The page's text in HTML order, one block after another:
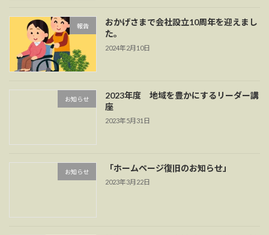
報告
おかげさまで会社設立10周年を迎えまし
た。
2024年2月10日
お知らせ
2023年度 地域を豊かにするリーダー講
座
2023年5月31日
お知らせ 「ホームページ復旧のお知らせ」
2023年3月22日